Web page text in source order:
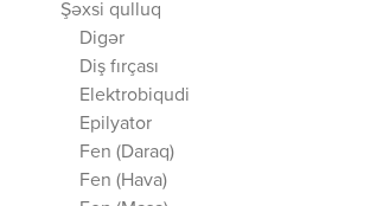
Şəxsi qulluq
Digər
Diş fırçası
Elektrobiqudi
Epilyator
Fen (Daraq)
Fen (Hava)